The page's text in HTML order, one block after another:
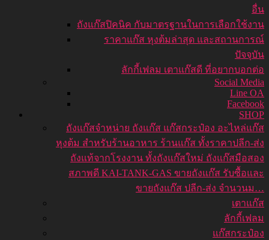
อื่น
ถังแก๊สปิคนิค กับมาตรฐานในการเลือกใช้งาน
ราคาแก๊ส หุงต้มล่าสุด และสถานการณ์
ปัจจุบัน
ลักกี้เฟลม เตาแก๊สดี ที่อยากบอกต่อ
Social Media
Line OA
Facebook
SHOP
ถังแก๊สจำหน่าย ถังแก๊ส แก๊สกระป๋อง อะไหล่แก๊ส
หุงต้ม สำหรับร้านอาหาร ร้านแก๊ส ทั้งราคาปลีก-ส่ง
ถังแท้จากโรงงาน ทั้งถังแก๊สใหม่ ถังแก๊สมือสอง
สภาพดี KAI-TANK-GAS ขายถังแก๊ส รับซื้อและ
ขายถังแก๊ส ปลีก-ส่ง จำนวนม…
เตาแก๊ส
ลักกี้เฟลม
แก๊สกระป๋อง